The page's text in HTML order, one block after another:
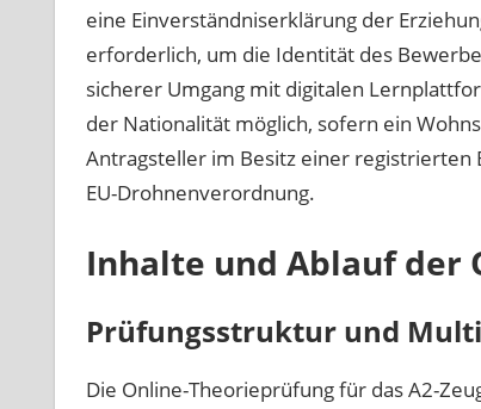
eine Einverständniserklärung der
erforderlich, um die Identität des
sicherer Umgang mit digitalen
der Nationalität möglich, sofern ein
Antragsteller im Besitz einer
EU-Drohnenverordnung.
Inhalte und Ablauf der
Prüfungsstruktur und
Die Online-Theorieprüfung für das A2-